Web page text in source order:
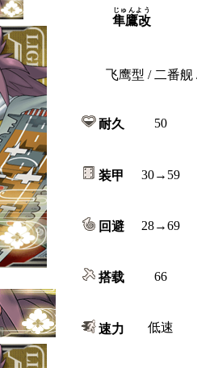
隼鷹改
じゅんよう
飞鹰型 / 二番
耐久 50
装甲 30→59
回避 28→69
搭载 66
速力 低速